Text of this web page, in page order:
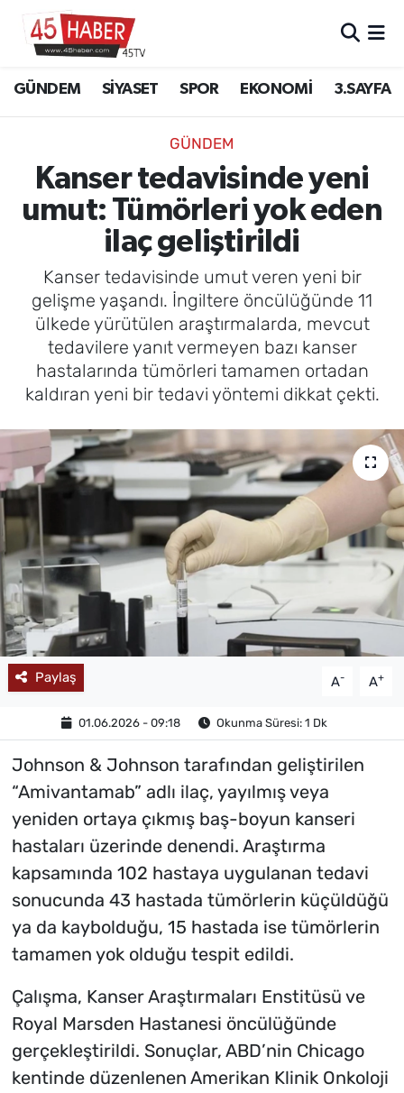
GÜNDEM SİYASET SPOR EKONOMİ 3.SAYFA
GÜNDEM
Kanser tedavisinde yeni
umut: Tümörleri yok eden
ilaç geliştirildi
Kanser tedavisinde umut veren yeni bir
gelişme yaşandı. İngiltere öncülüğünde 11
ülkede yürütülen araştırmalarda, mevcut
tedavilere yanıt vermeyen bazı kanser
hastalarında tümörleri tamamen ortadan
kaldıran yeni bir tedavi yöntemi dikkat çekti.
Paylaş A- A+
01.06.2026 - 09:18 Okunma Süresi: 1 Dk
Johnson & Johnson tarafından geliştirilen
“Amivantamab” adlı ilaç, yayılmış veya
yeniden ortaya çıkmış baş-boyun kanseri
hastaları üzerinde denendi. Araştırma
kapsamında 102 hastaya uygulanan tedavi
sonucunda 43 hastada tümörlerin küçüldüğü
ya da kaybolduğu, 15 hastada ise tümörlerin
tamamen yok olduğu tespit edildi.
Çalışma, Kanser Araştırmaları Enstitüsü ve
Royal Marsden Hastanesi öncülüğünde
gerçekleştirildi. Sonuçlar, ABD’nin Chicago
kentinde düzenlenen Amerikan Klinik Onkoloji
SİYASET
EKONOMİ
3.SAYFA
EĞİTİM
SAĞLIK
YAŞAM
MAGAZİN
Manisa Hava Durumu
Manisa Namaz Vakitleri
Manisa Trafik Yoğunluk Haritası
Süper Lig Puan Durumu ve Fikstür
Tüm Manşetler
Son Dakika Haberleri
Haber Arşivi